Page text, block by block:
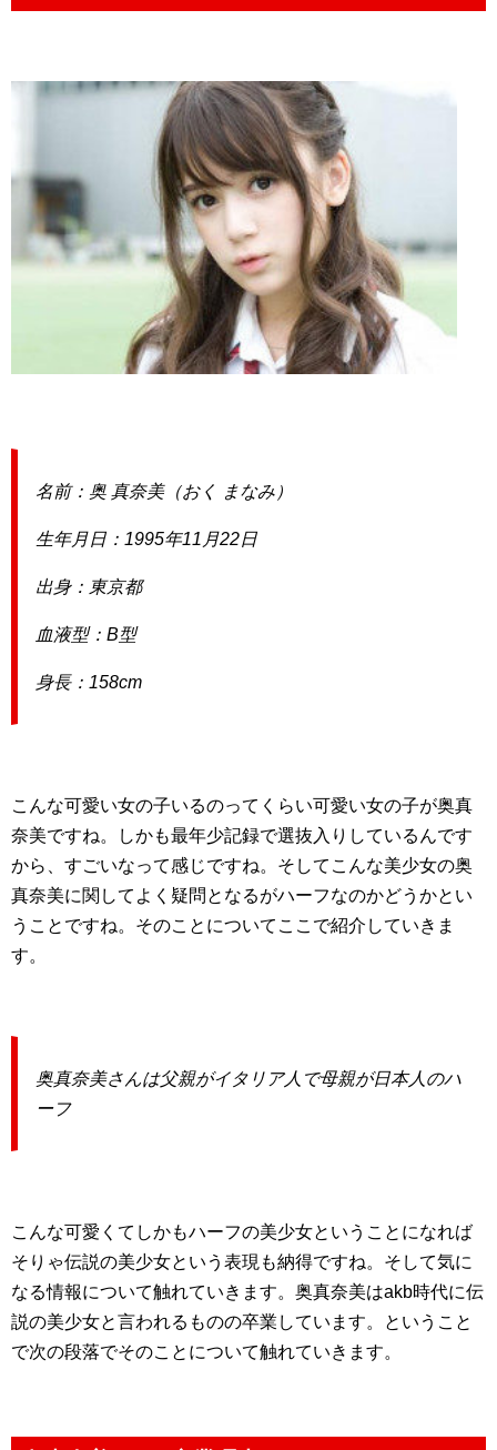
名前：奥 真奈美（おく まなみ）
生年月日：1995年11月22日
出身：東京都
血液型：B型
身長：158cm
こんな可愛い女の子いるのってくらい可愛い女の子が奥真
奈美ですね。しかも最年少記録で選抜入りしているんです
から、すごいなって感じですね。そしてこんな美少女の奥
真奈美に関してよく疑問となるがハーフなのかどうかとい
うことですね。そのことについてここで紹介していきま
す。
奥真奈美さんは父親がイタリア人で母親が日本人のハ
ーフ
こんな可愛くてしかもハーフの美少女ということになれば
そりゃ伝説の美少女という表現も納得ですね。そして気に
なる情報について触れていきます。奥真奈美はakb時代に伝
説の美少女と言われるものの卒業しています。ということ
で次の段落でそのことについて触れていきます。